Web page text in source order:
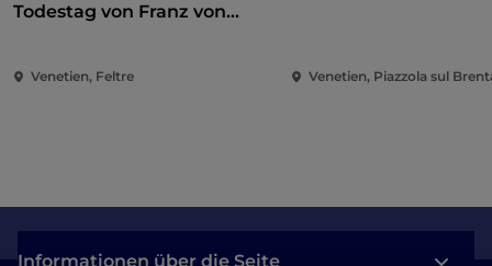
Todestag von Franz von
Venetien, Feltre Venetien, Piazzola sul
Informationen über die Seite